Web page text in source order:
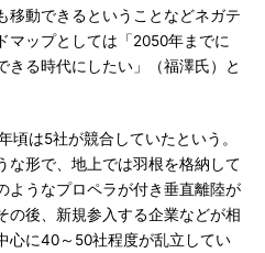
移動できるということなどネガテ
マップとしては「2050年までに
きる時代にしたい」（福澤氏）と
は5社が競合していたという。
な形で、地上では羽根を格納して
ようなプロペラが付き垂直離陸が
の後、新規参入する企業などが相
心に40～50社程度が乱立してい